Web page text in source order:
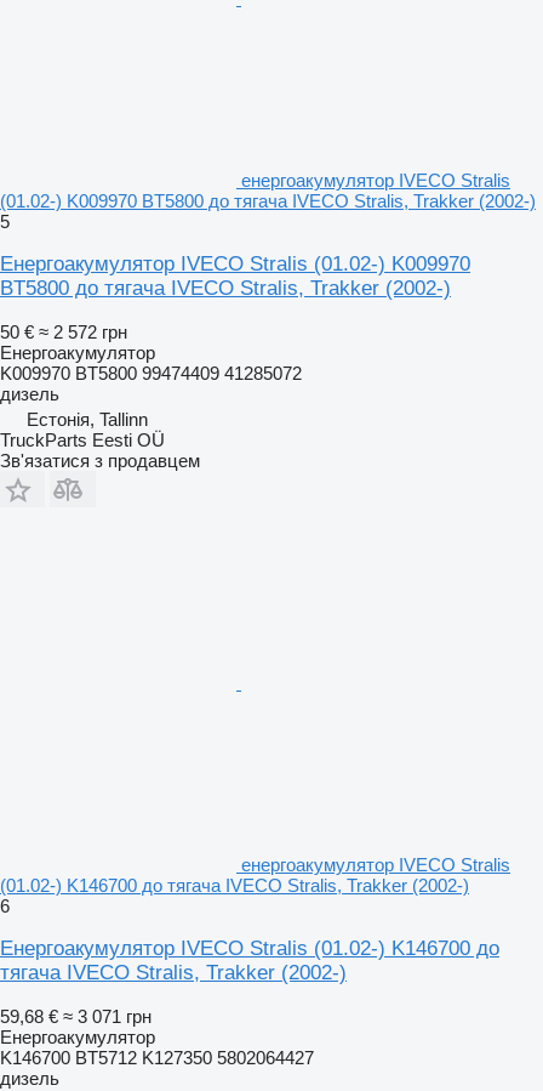
енергоакумулятор IVECO Stralis
(01.02-) K009970 BT5800 до тягача IVECO Stralis, Trakker (2002-)
5
Енергоакумулятор IVECO Stralis (01.02-) K009970
BT5800 до тягача IVECO Stralis, Trakker (2002-)
50 € ≈ 2 572 грн
Енергоакумулятор
K009970 BT5800 99474409 41285072
дизель
Естонія, Tallinn
TruckParts Eesti OÜ
Зв'язатися з продавцем
енергоакумулятор IVECO Stralis
(01.02-) K146700 до тягача IVECO Stralis, Trakker (2002-)
6
Енергоакумулятор IVECO Stralis (01.02-) K146700 до
тягача IVECO Stralis, Trakker (2002-)
59,68 € ≈ 3 071 грн
Енергоакумулятор
K146700 BT5712 K127350 5802064427
дизель